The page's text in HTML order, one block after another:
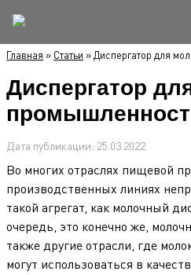
Главная » Статьи » Диспергатор для
Диспергатор
Дата публикации: 25.03.2022
Во многих отраслях пищевой
производственных линиях
такой агрегат, как молочный
очередь, это конечно же,
также другие отрасли, где
могут использоваться в